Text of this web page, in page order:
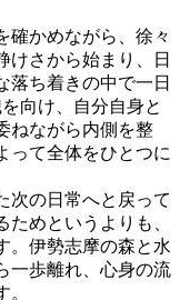
確かめながら、徐々
けさから始まり、日
落ち着きの中で一日
向け、自分自身と
ねながら内側を整
って全体をひとつに
次の日常へと戻って
めというよりも、
。伊勢志摩の森と水
一歩離れ、心身の流